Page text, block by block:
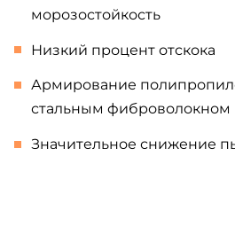
морозостойкость
Низкий процент отскока
Армирование
стальным фиброволокном
Значительное снижение